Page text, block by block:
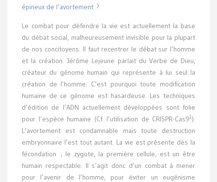
épineux de l’avortement ?
Le combat pour défendre la vie est actuellement la base
du débat social, malheureusement invisible pour la plupart
de nos concitoyens. Il faut recentrer le débat sur l’homme
et la création. Jérôme Lejeune parlait du Verbe de Dieu,
créateur du génome humain qui représente à lui seul la
création de l’homme. C’est pourquoi toute modification
humaine de ce génome est hasardeuse. Les techniques
d’édition de l’ADN actuellement développées sont folie
pour l’espèce humaine (Cf. l’utilisation de CRISPR-Cas91).
L’avortement est condamnable mais toute destruction
embryonnaire l’est tout autant. La vie est présente dès la
fécondation ; le zygote, la première cellule, est un être
humain respectable. Il s’agit donc d’un combat à mener
pour l’avenir de l’homme, pour éviter un eugénisme